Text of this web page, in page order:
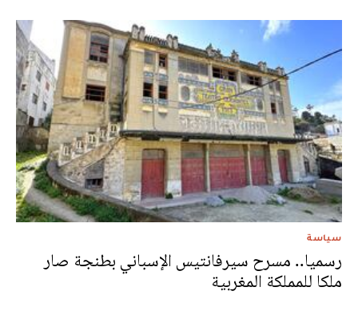
سياسة
رسميا.. مسرح سيرفانتيس الإسباني بطنجة صار
ملكا للمملكة المغربية